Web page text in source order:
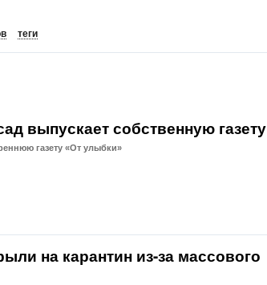
теги
выпускает собственную газету
газету «От улыбки»
на карантин из-за массового